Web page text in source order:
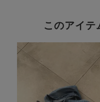
このアイテ